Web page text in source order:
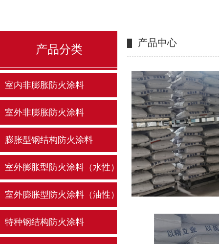
产品中心
产品分类
室内非膨胀防火涂料
室外非膨胀防火涂料
膨胀型钢结构防火涂料
室外膨胀型防火涂料（水性）
室外膨胀型防火涂料（油性）
特种钢结构防火涂料